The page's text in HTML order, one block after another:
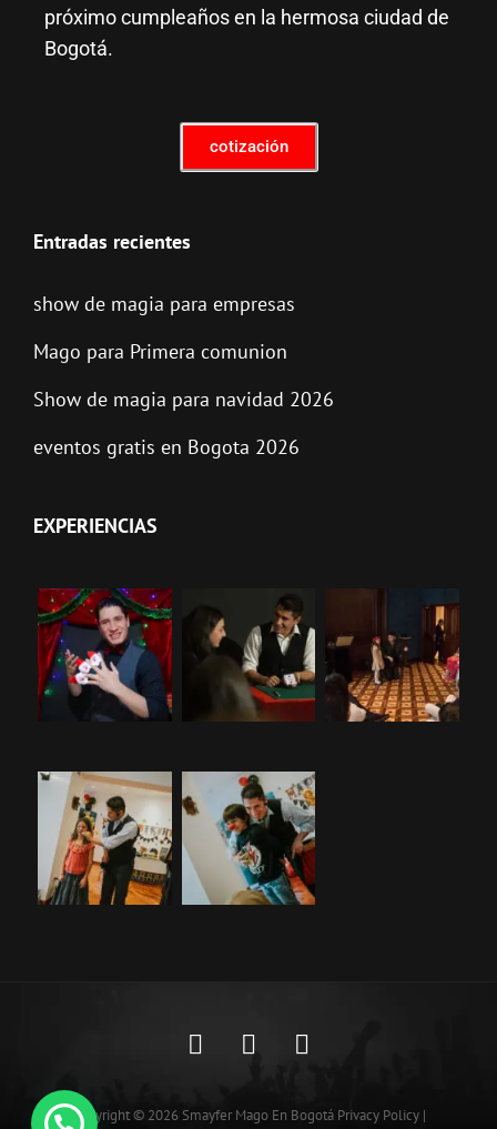
próximo cumpleaños en la hermosa ciudad de
Bogotá.
cotización
Entradas recientes
show de magia para empresas
Mago para Primera comunion
Show de magia para navidad 2026
eventos gratis en Bogota 2026
EXPERIENCIAS
Copyright © 2026 Smayfer Mago En Bogotá Privacy Policy|